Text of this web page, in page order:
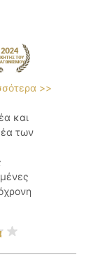
>>
και
των